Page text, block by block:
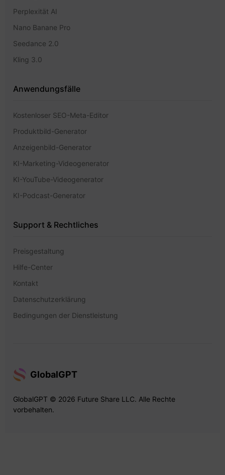
Perplexität AI
Nano Banane Pro
Seedance 2.0
Kling 3.0
Anwendungsfälle
Kostenloser SEO-Meta-Editor
Produktbild-Generator
Anzeigenbild-Generator
KI-Marketing-Videogenerator
KI-YouTube-Videogenerator
KI-Podcast-Generator
Support & Rechtliches
Preisgestaltung
Hilfe-Center
Kontakt
Datenschutzerklärung
Bedingungen der Dienstleistung
GlobalGPT
GlobalGPT © 2026 Future Share LLC. Alle Rechte
vorbehalten.